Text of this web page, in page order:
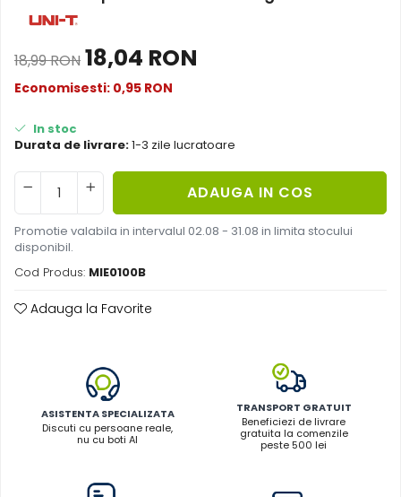
Acumulatori de stocare
Componente sisteme de balcon
18,99 RON 18,04 RON
Economisesti: 0,95 RON
In stoc
Durata de livrare:1-3 zile lucratoare
ADAUGA IN COS
Promotie valabila in intervalul 02.08 - 31.08 in limita stocului
disponibil.
Cod Produs: MIE0100B
Adauga la Favorite
ASISTENTA SPECIALIZATA
Discuti cu persoane reale,
nu cu boti AI
TRANSPORT GRATUIT
Beneficiezi de livrare
gratuita la comenzile
peste 500 lei